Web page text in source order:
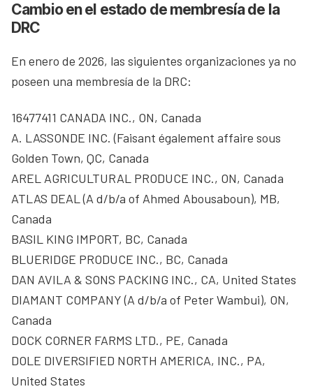
Cambio en el estado de membresía de la
DRC
En enero de 2026, las siguientes organizaciones ya no
poseen una membresía de la DRC:
16477411 CANADA INC., ON, Canada
A. LASSONDE INC. (Faisant également affaire sous
Golden Town, QC, Canada
AREL AGRICULTURAL PRODUCE INC., ON, Canada
ATLAS DEAL (A d/b/a of Ahmed Abousaboun), MB,
Canada
BASIL KING IMPORT, BC, Canada
BLUERIDGE PRODUCE INC., BC, Canada
DAN AVILA & SONS PACKING INC., CA, United States
DIAMANT COMPANY (A d/b/a of Peter Wambui), ON,
Canada
DOCK CORNER FARMS LTD., PE, Canada
DOLE DIVERSIFIED NORTH AMERICA, INC., PA,
United States